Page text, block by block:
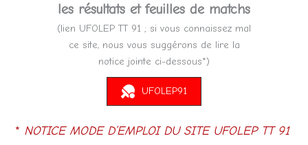
les résultats et feuilles de matchs
(lien UFOLEP TT 91 ; si vous connaissez mal
ce site, nous vous suggérons de lire la
notice jointe ci-dessous*)
UFOLEP91
* NOTICE MODE D’EMPLOI DU SITE UFOLEP TT 91